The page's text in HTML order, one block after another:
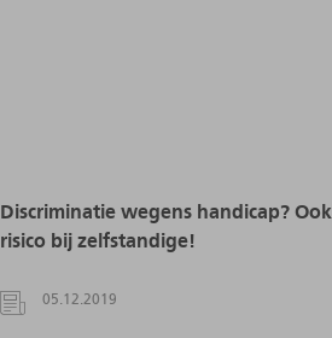
Discriminatie wegens handicap? Ook
risico bij zelfstandige!
05.12.2019